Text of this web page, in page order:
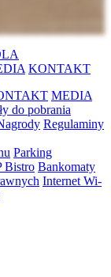
KONTAKT
MEDIA
do pobrania
Regulaminy
Parking
Bistro Bankomaty
Internet Wi-